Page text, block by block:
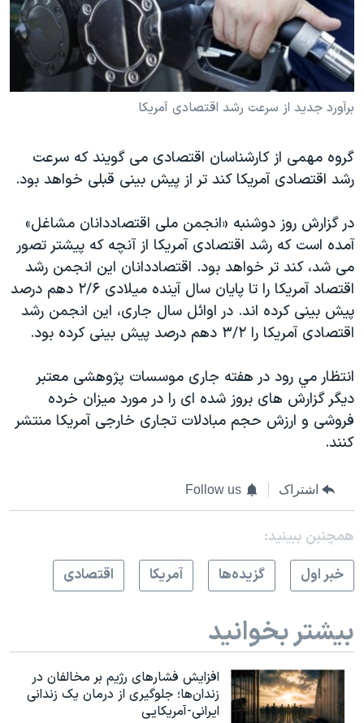
فرهنگ و زندگی
حقوق شهروندی
اقتصادی
علم و فناوری
گالری عکس
آرشیو پخش زنده
مستندها
انتخابات ریاست جمهوری آمریکا ۲۰۲۴
حمله جمهوری اسلامی به اسرائیل
رمز مهسا
اعتراضات زن، زندگی، آزادی
مجموعه مستندهای دادخواهی
تریبونال مردمی آبان ۹۸
دادگاه حمید نوری
چهل سال گروگان‌گیری
قانون شفافیت دارائی کادر رهبری ایران
اعتراضات مردمی آبان ۹۸
نرگس محمدی برنده جایزه نوبل صلح
همایش محافظه‌کاران آمریکا «سی‌پک»
سفر پرزیدنت ترامپ به چین
دنبال کنید
برآورد جدید از سرعت رشد اقتصادی آمریکا
گروه مهمی از کارشناسان اقتصادی می گویند که سرعت
رشد اقتصادی آمریکا کند تر از پیش بینی قبلی خواهد بود.
در گزارش روز دوشنبه «انجمن ملی اقتصاددانان مشاغل»
آمده است که رشد اقتصادی آمريکا از آنچه که پيشتر تصور
می شد، کند تر خواهد بود. اقتصاددانان اين انجمن رشد
اقتصاد آمريکا را تا پايان سال آينده ميلادی ۲/۶ دهم درصد
پيش بينی کرده اند. در اوائل سال جاری، این انجمن رشد
اقتصادی آمريکا را ۳/۲ دهم درصد پيش بينی کرده بود.
انتظار مي رود در هفته جاری موسسات پژوهشی معتبر
ديگر گزارش های بروز شده ای را در مورد ميزان خرده
فروشی و ارزش حجم مبادلات تجاری خارجی آمريکا منتشر
کنند.
اشتراک Follow us
همچنبن ببینید:
خبر اول
گزيده‌ها آمريکا اقتصادی
بیشتر بخوانید
افزایش فشارهای رژیم بر مخالفان در
زندان‌ها؛ جلوگیری از درمان یک زندانی
ایرانی-آمریکایی